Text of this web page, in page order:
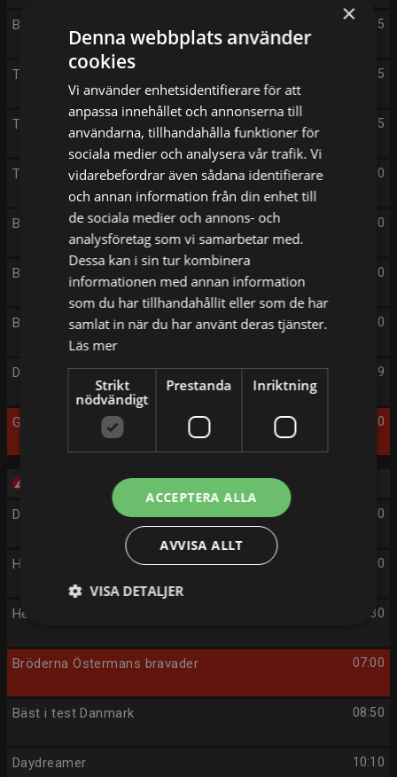
19:05
Beverly Hills
20:05
The Rookie
21:05
The Rookie
22:00
The Hardacres
23:00
Beverly Hills
00:00
Beverly Hills
01:00
Beverly Hills
01:59
Daydreamer
03:00
Gomorron Bill!
Tisdag 11/8
05:00
Daydreamer
06:00
Hem till gården
06:30
Hem till gården
07:00
Bröderna Östermans bravader
08:50
Bäst i test Danmark
10:10
Daydreamer
×
Denna webbplats använder
cookies
Vi använder enhetsidentifierare för att
anpassa innehållet och annonserna till
användarna, tillhandahålla funktioner för
sociala medier och analysera vår trafik. Vi
vidarebefordrar även sådana identifierare
och annan information från din enhet till
de sociala medier och annons- och
analysföretag som vi samarbetar med.
Dessa kan i sin tur kombinera
informationen med annan information
som du har tillhandahållit eller som de har
samlat in när du har använt deras tjänster.
Läs mer
Strikt
nödvändigt
Prestanda Inriktning
ACCEPTERA ALLA
AVVISA ALLT
VISA DETALJER